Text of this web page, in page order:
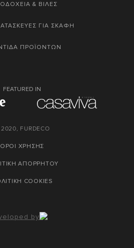
& ΒΙΛΕΣ
ΓΙΑ ΣΚΑΦΗ
ΠΡΟΪΟΝΤΩΝ
FEATURED IN
FURDECO
ΟΡΟΙ ΧΡΗΣΗΣ
ΑΠΟΡΡΗΤΟΥ
COOKIES
by